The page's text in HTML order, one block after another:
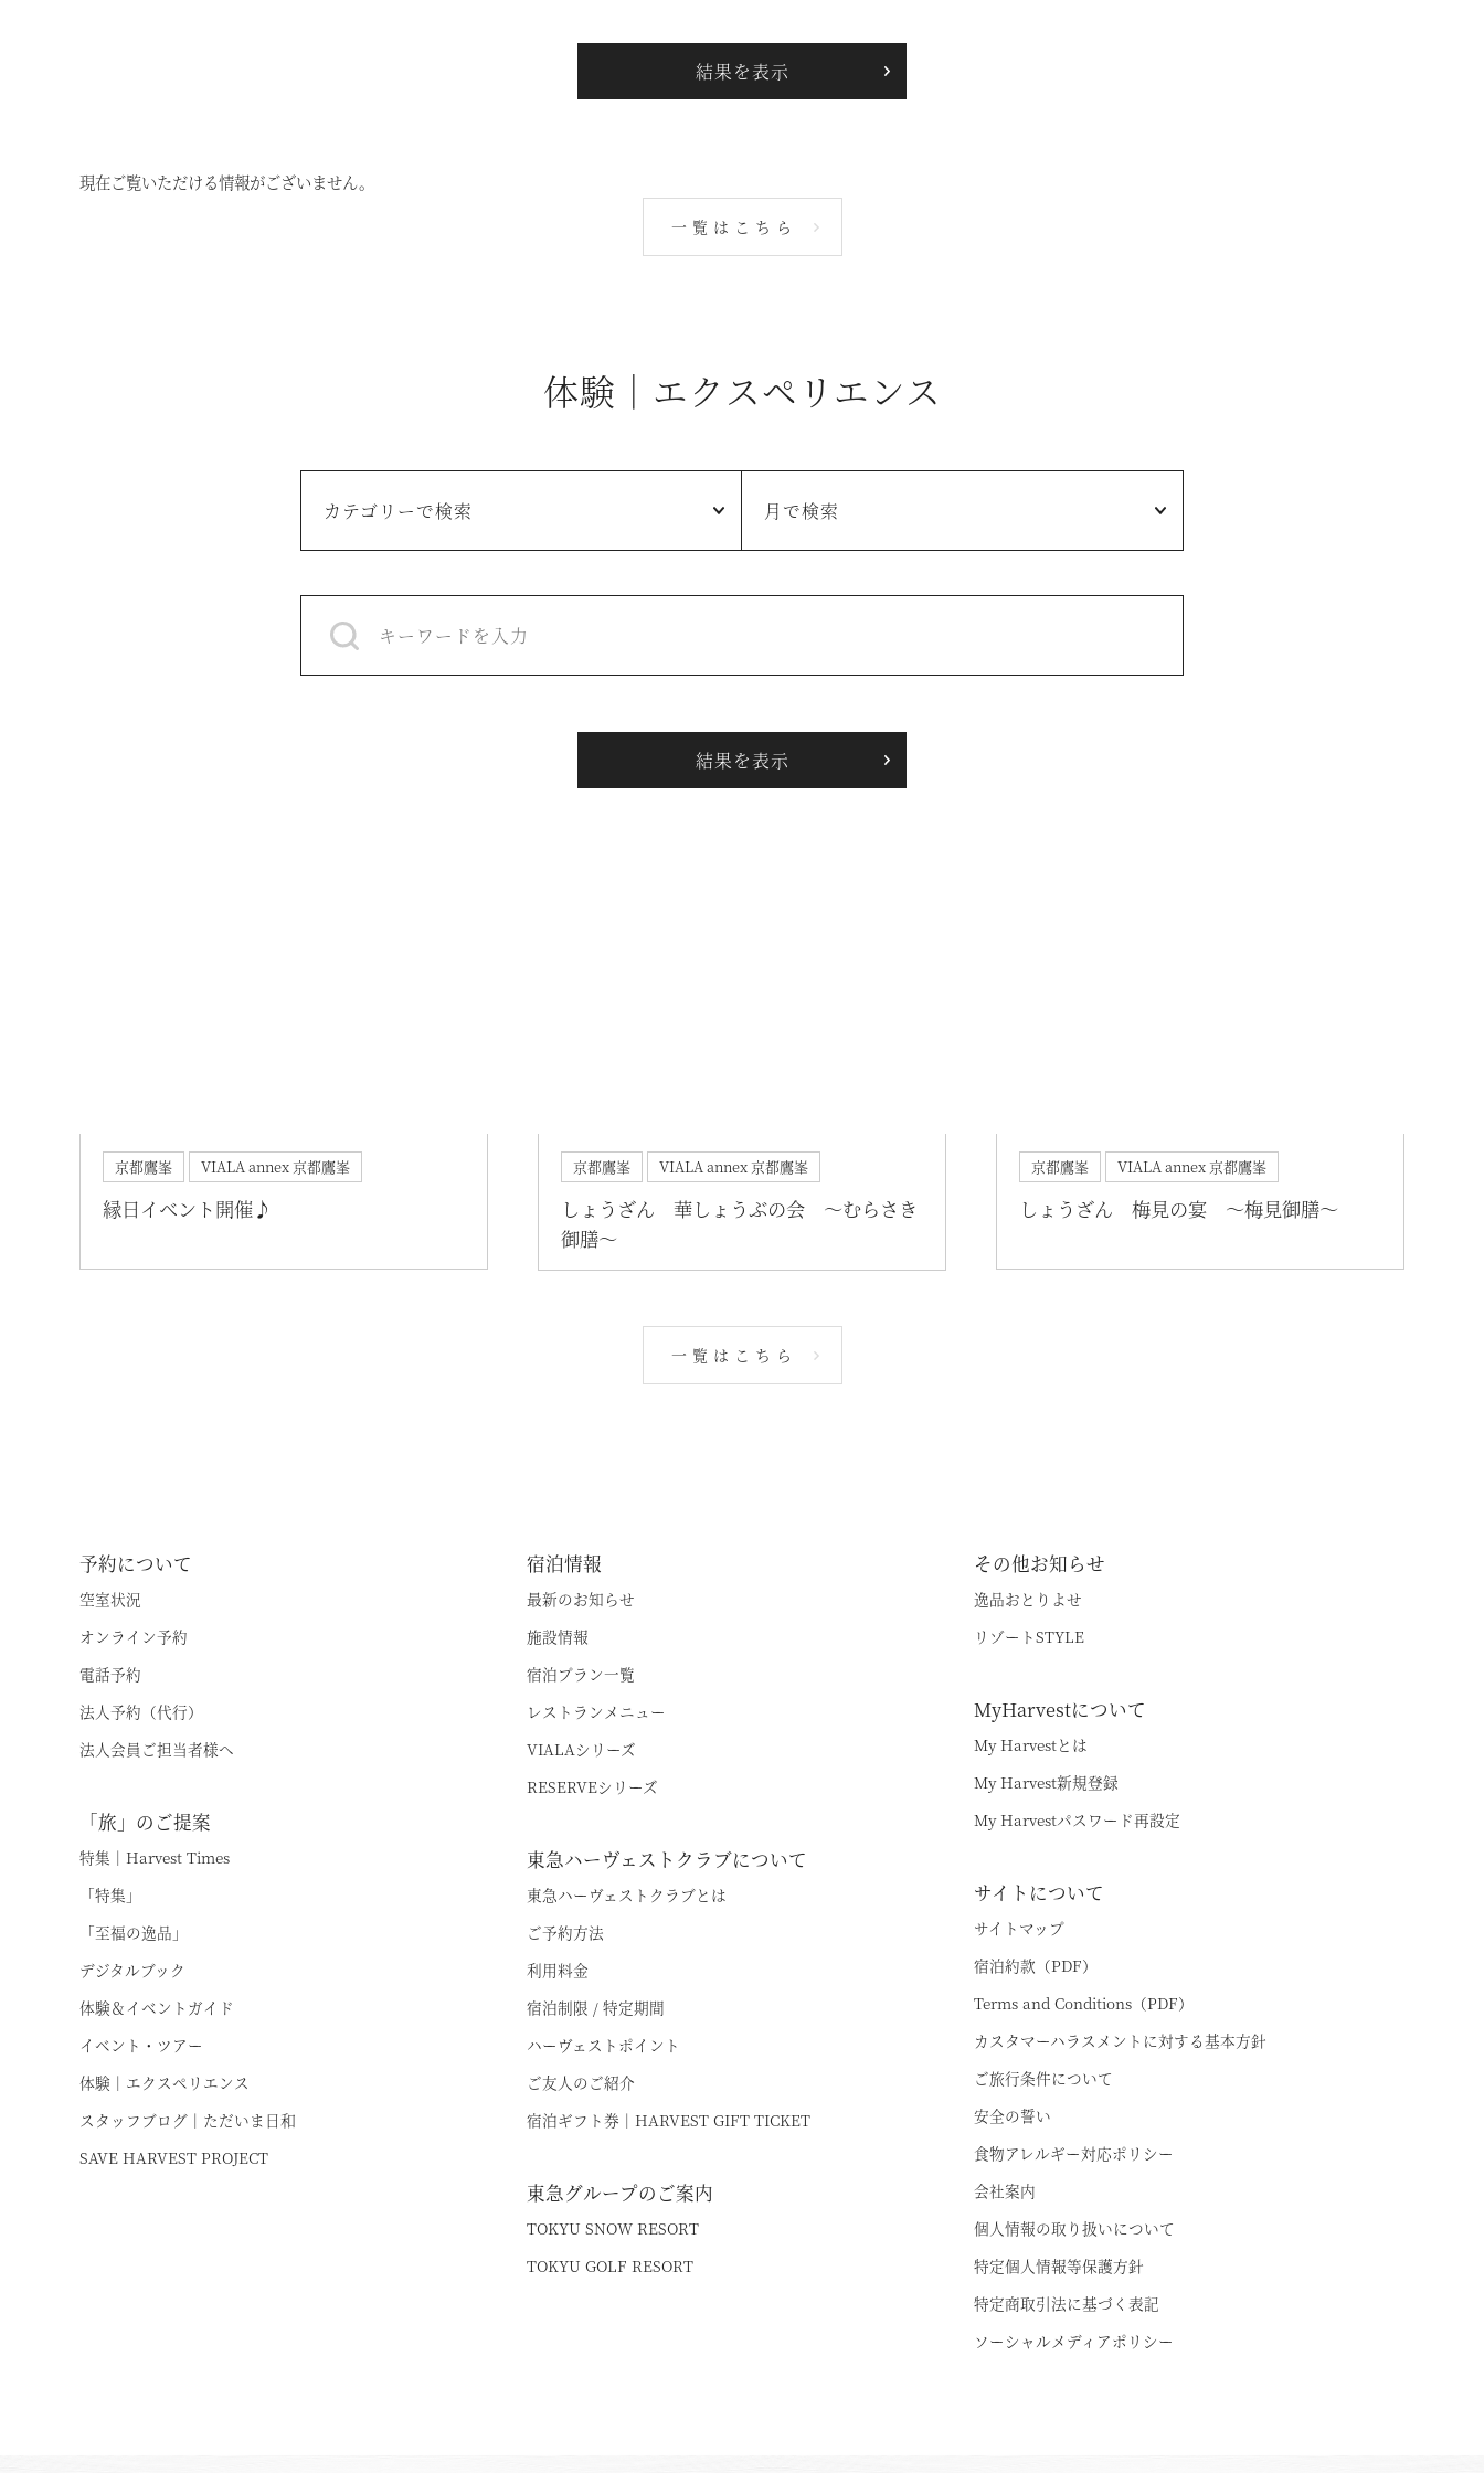
現在ご覧いただける情報がございません。
一覧はこちら
体験｜エクスペリエンス
カテゴリーで検索 月で検索
京都鷹峯 VIALA annex 京都鷹峯
縁日イベント開催♪
京都鷹峯 VIALA annex 京都鷹峯
しょうざん 華しょうぶの会 ～むらさき
御膳～
京都鷹峯 VIALA annex 京都鷹峯
しょうざん 梅見の宴 ～梅見御膳～
一覧はこちら
予約について
空室状況
オンライン予約
電話予約
法人予約（代行）
法人会員ご担当者様へ
「旅」のご提案
特集｜Harvest Times
「特集」
「至福の逸品」
デジタルブック
体験＆イベントガイド
イベント・ツアー
体験｜エクスペリエンス
スタッフブログ｜ただいま日和
SAVE HARVEST PROJECT
宿泊情報
最新のお知らせ
施設情報
宿泊プラン一覧
レストランメニュー
VIALAシリーズ
RESERVEシリーズ
東急ハーヴェストクラブについて
東急ハーヴェストクラブとは
ご予約方法
利用料金
宿泊制限 / 特定期間
ハーヴェストポイント
ご友人のご紹介
宿泊ギフト券｜HARVEST GIFT TICKET
東急グループのご案内
TOKYU SNOW RESORT
TOKYU GOLF RESORT
その他お知らせ
逸品おとりよせ
リゾートSTYLE
MyHarvestについて
My Harvestとは
My Harvest新規登録
My Harvestパスワード再設定
サイトについて
サイトマップ
宿泊約款（PDF）
Terms and Conditions（PDF）
カスタマーハラスメントに対する基本方針
ご旅行条件について
安全の誓い
食物アレルギー対応ポリシー
会社案内
個人情報の取り扱いについて
特定個人情報等保護方針
特定商取引法に基づく表記
ソーシャルメディアポリシー